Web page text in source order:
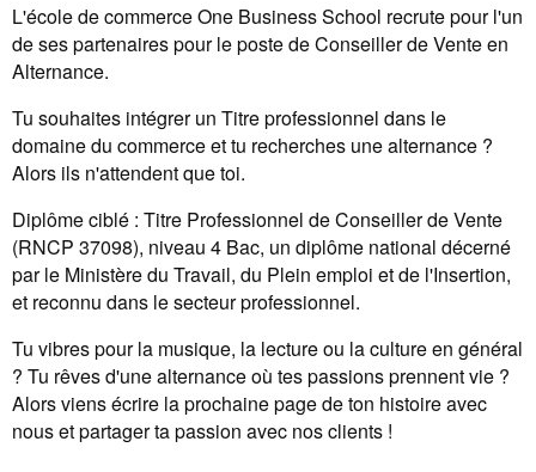
L'école de commerce One Business School recrute pour l'un
de ses partenaires pour le poste de Conseiller de Vente en
Alternance.
Tu souhaites intégrer un Titre professionnel dans le
domaine du commerce et tu recherches une alternance ?
Alors ils n'attendent que toi.
Diplôme ciblé : Titre Professionnel de Conseiller de Vente
(RNCP 37098), niveau 4 Bac, un diplôme national décerné
par le Ministère du Travail, du Plein emploi et de l'Insertion,
et reconnu dans le secteur professionnel.
Tu vibres pour la musique, la lecture ou la culture en général
? Tu rêves d'une alternance où tes passions prennent vie ?
Alors viens écrire la prochaine page de ton histoire avec
nous et partager ta passion avec nos clients !